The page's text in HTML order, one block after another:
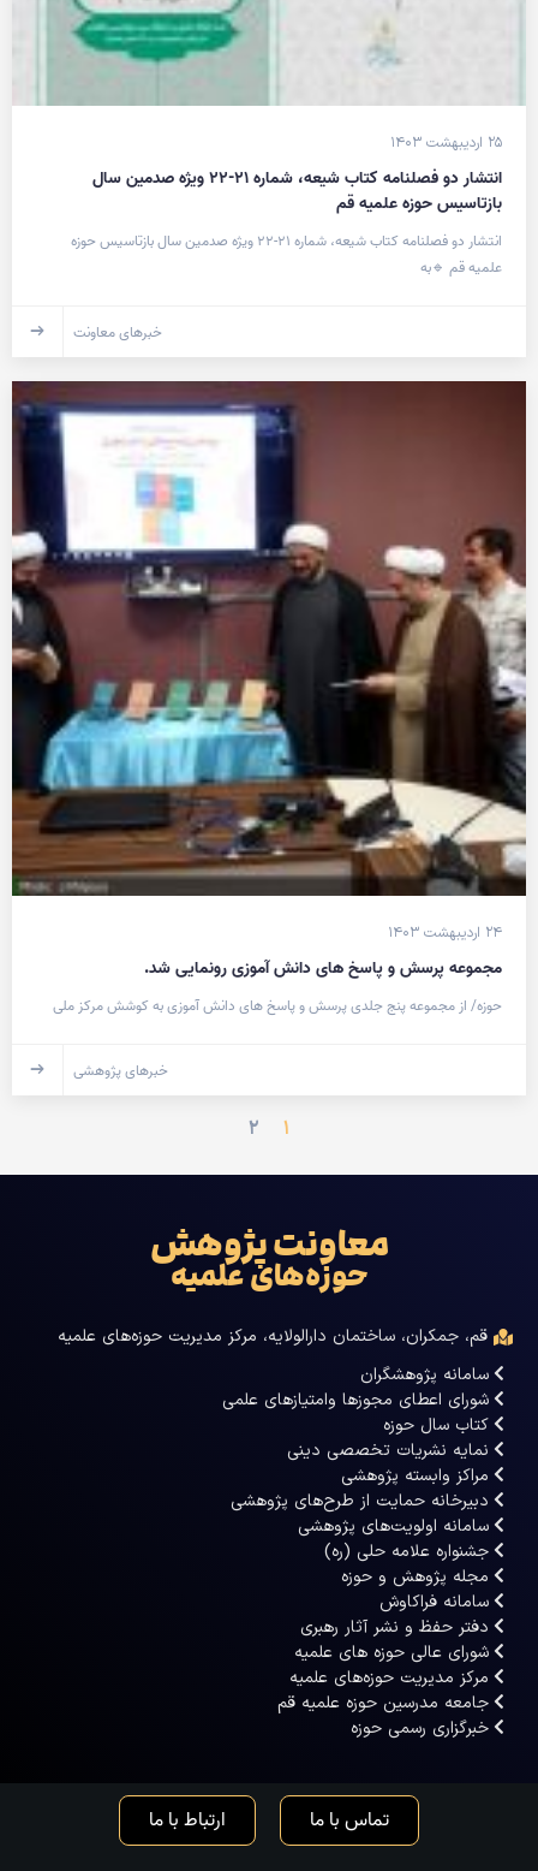
۲۵ اردیبهشت ۱۴۰۳
انتشار دو فصلنامه کتاب شیعه، شماره ۲۱-۲۲ ویژه صدمین سال
بازتاسیس حوزه علمیه قم
انتشار دو فصلنامه کتاب شیعه، شماره ۲۱-۲۲ ویژه صدمین سال بازتاسیس حوزه
علمیه قم 🔹به
خبرهای معاونت
۲۴ اردیبهشت ۱۴۰۳
مجموعه پرسش و پاسخ های دانش آموزی رونمایی شد.
حوزه/ از مجموعه پنج جلدی پرسش و پاسخ های دانش آموزی به کوشش مرکز ملی
خبرهای پژوهشی
۱ ۲
معاونت پژوهش
حوزه‌های علمیه
قم، جمکران، ساختمان دارالولایه، مرکز مدیریت حوزه‌های علمیه
سامانه پژوهشگران
شورای اعطای مجوزها وامتیازهای علمی
کتاب سال حوزه
نمایه نشریات تخصصی دینی
مراکز وابسته پژوهشی
دبیرخانه حمایت از طرح‌های پژوهشی
سامانه اولویت‌های پژوهشی
جشنواره علامه حلی (ره)
مجله پژوهش و حوزه
سامانه فراکاوش
دفتر حفظ و نشر آثار رهبری
شورای عالی حوزه های علمیه
مرکز مدیریت حوزه‌های علمیه
جامعه مدرسین حوزه علمیه قم
خبرگزاری رسمی حوزه
تماس با ما ارتباط با ما